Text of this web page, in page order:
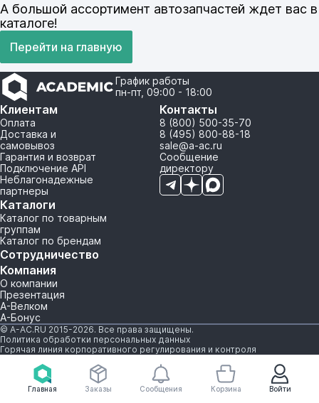
Главная Войти
Заказы Сообщения Корзина
А большой ассортимент автозапчастей ждет вас в
каталоге!
Перейти на главную
График работы
пн-пт, 09:00 - 18:00
Клиентам
Оплата
Доставка и
самовывоз
Гарантия и возврат
Подключение API
Неблагонадежные
партнеры
Каталоги
Каталог по товарным
группам
Каталог по брендам
Сотрудничество
Компания
О компании
Презентация
А-Велком
А-Бонус
Контакты
8 (800) 500-35-70
8 (495) 800-88-18
sale@a-ac.ru
Сообщение
директору
© A-AC.RU 2015-2026. Все права защищены.
Политика обработки персональных данных
Горячая линия корпоративного регулирования и контроля